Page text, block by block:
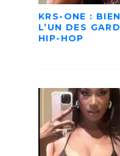
KRS-ONE :
L’UN DES
HIP-HOP